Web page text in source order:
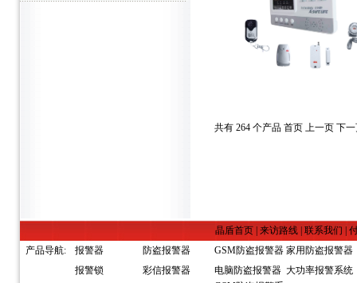
共有 264 个产品 首页 上一页 下一
晶盾首页 来访路线 联系我们
产品导航:
报警器 防盗报警器 GSM防盗报警器 家用防盗报警器
报警锁
彩信报警器 电脑防盗报警器 大功率报警系统